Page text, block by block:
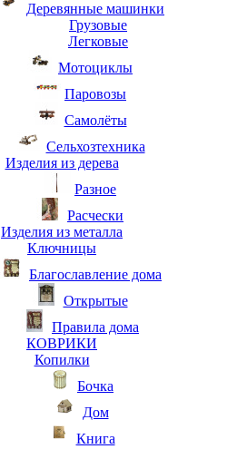
Деревянные машинки
Грузовые
Легковые
Мотоциклы
Паровозы
Самолёты
Сельхозтехника
Изделия из дерева
Разное
Расчески
Изделия из металла
Ключницы
Благославление дома
Открытые
Правила дома
КОВРИКИ
Копилки
Бочка
Дом
Книга